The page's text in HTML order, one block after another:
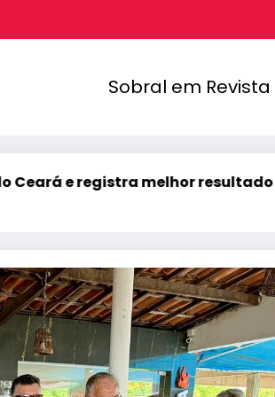
Sobral em Revista
registra melhor resultado de sua